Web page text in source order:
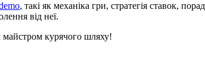
, такі як механіка гри, стратегія ставок,
від неї.
майстром курячого шляху!